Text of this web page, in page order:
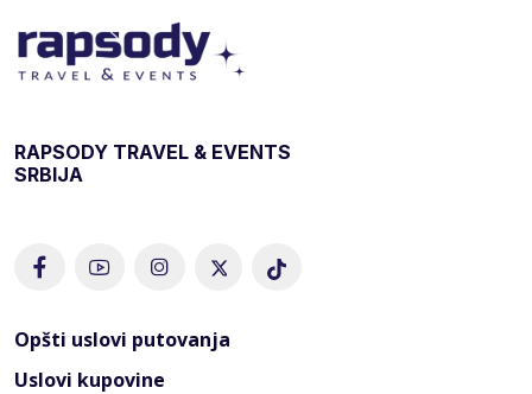
RAPSODY TRAVEL & EVENTS
SRBIJA
Opšti uslovi putovanja
Uslovi kupovine